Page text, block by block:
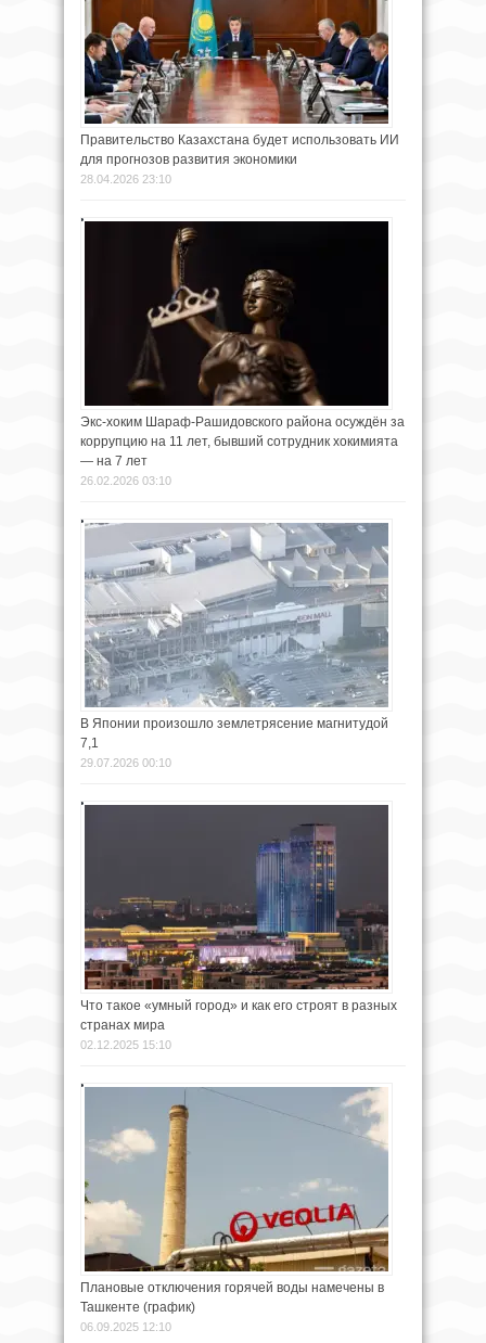
Правительство Казахстана будет использовать ИИ
для прогнозов развития экономики
28.04.2026 23:10
Экс-хоким Шараф-Рашидовского района осуждён за
коррупцию на 11 лет, бывший сотрудник хокимията
— на 7 лет
26.02.2026 03:10
В Японии произошло землетрясение магнитудой
7,1
29.07.2026 00:10
Что такое «умный город» и как его строят в разных
странах мира
02.12.2025 15:10
Плановые отключения горячей воды намечены в
Ташкенте (график)
06.09.2025 12:10